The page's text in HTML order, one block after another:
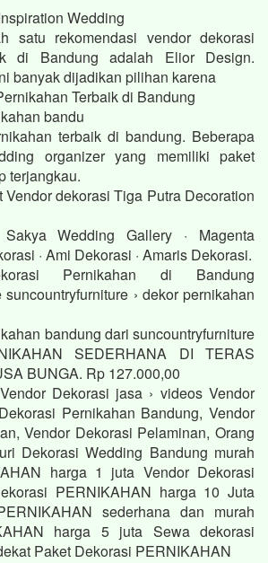
Wedding
rekomendasi vendor dekorasi
di Bandung adalah Elior Design.
banyak dijadikan pilihan karena
Terbaik di Bandung
bandu
terbaik di bandung. Beberapa
organizer yang memiliki paket
terjangkau.
Vendor dekorasi Tiga Putra Decoration
Wedding Gallery · Magenta
· Ami Dekorasi · Amaris Dekorasi.
Pernikahan di Bandung
› dekor pernikahan
bandung dari suncountryfurniture
SEDERHANA DI TERAS
BUNGA. Rp 127.000,00
Dekorasi jasa › videos Vendor
Pernikahan Bandung, Vendor
Vendor Dekorasi Pelaminan, Orang
Dekorasi Wedding Bandung murah
harga 1 juta Vendor Dekorasi
PERNIKAHAN harga 10 Juta
sederhana dan murah
harga 5 juta Sewa dekorasi
Paket Dekorasi PERNIKAHAN